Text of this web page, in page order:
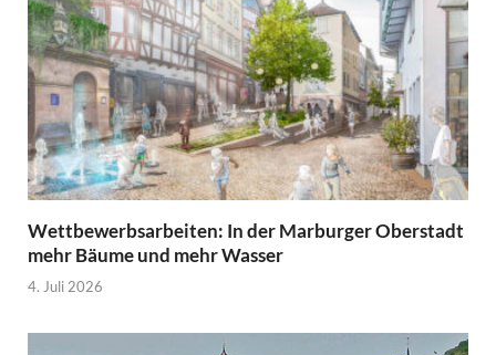
Wettbewerbsarbeiten: In der Marburger Oberstadt
mehr Bäume und mehr Wasser
4. Juli 2026